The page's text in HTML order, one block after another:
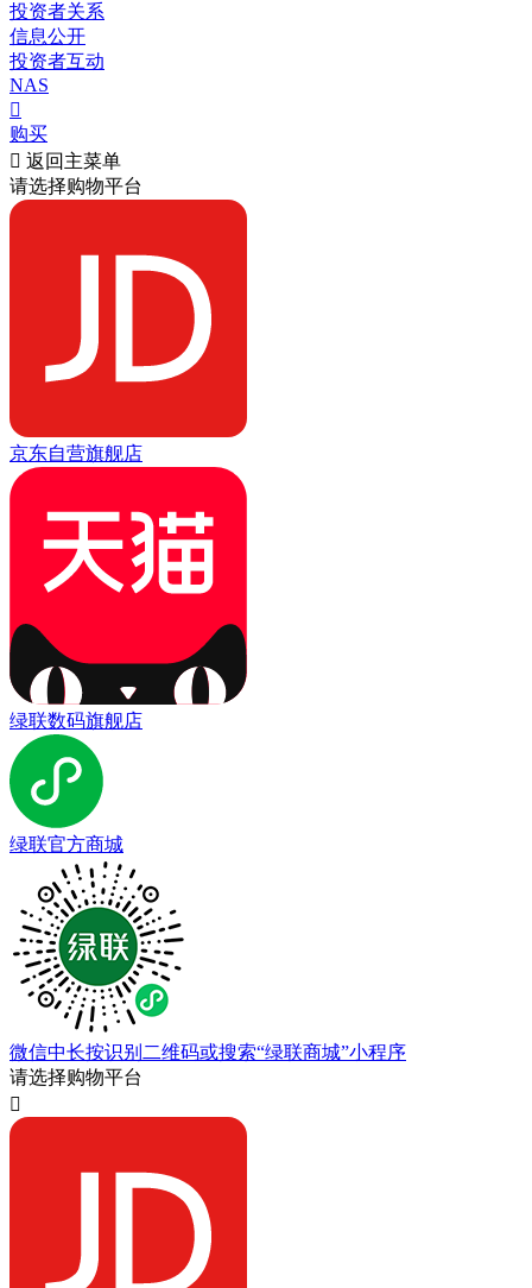
投资者关系
信息公开
投资者互动
NAS

购买
 返回主菜单
请选择购物平台
京东自营旗舰店
绿联数码旗舰店
绿联官方商城
微信中长按识别二维码或搜索“绿联商城”小程序
请选择购物平台
